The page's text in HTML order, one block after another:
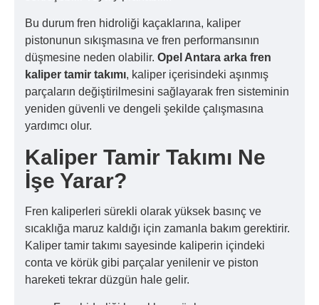
Bu durum fren hidroliği kaçaklarına, kaliper
pistonunun sıkışmasına ve fren performansının
düşmesine neden olabilir. Opel Antara arka fren
kaliper tamir takımı, kaliper içerisindeki aşınmış
parçaların değiştirilmesini sağlayarak fren sisteminin
yeniden güvenli ve dengeli şekilde çalışmasına
yardımcı olur.
Kaliper Tamir Takımı Ne
İşe Yarar?
Fren kaliperleri sürekli olarak yüksek basınç ve
sıcaklığa maruz kaldığı için zamanla bakım gerektirir.
Kaliper tamir takımı sayesinde kaliperin içindeki
conta ve körük gibi parçalar yenilenir ve piston
hareketi tekrar düzgün hale gelir.